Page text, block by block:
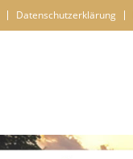
Datenschutzerklärung